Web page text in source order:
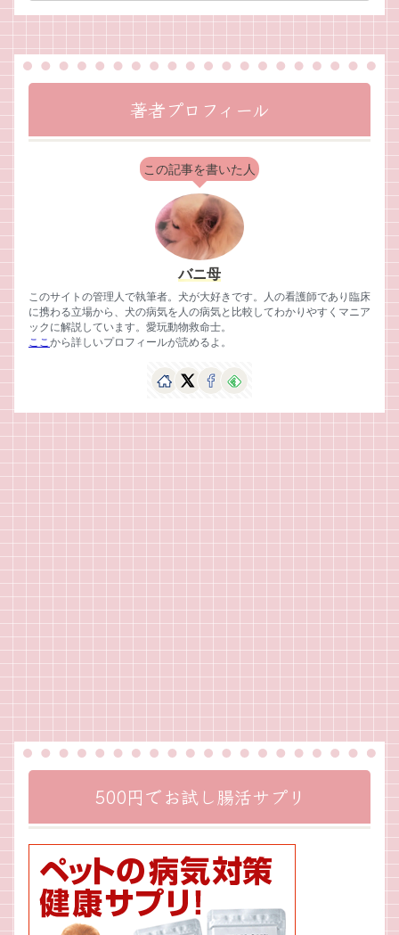
著者プロフィール
この記事を書いた人
バニ母
このサイトの管理人で執筆者。犬が大好きです。人の看護師であり臨床
に携わる立場から、犬の病気を人の病気と比較してわかりやすくマニア
ックに解説しています。愛玩動物救命士。
ここ から詳しいプロフィールが読めるよ。
500円でお試し腸活サプリ